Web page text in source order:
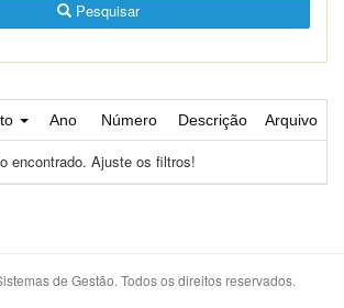
Pesquisar
Ano Número Descrição Arquivo
encontrado. Ajuste os filtros!
de Gestão. Todos os direitos reservados.